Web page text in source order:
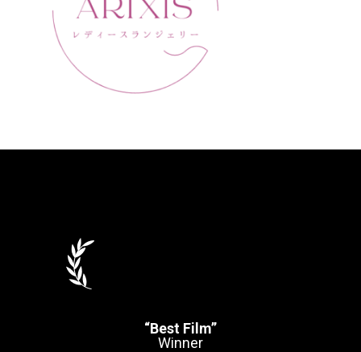
“Best Film”
Winner